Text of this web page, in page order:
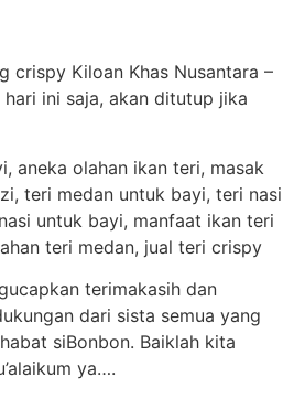
crispy Kiloan Khas Nusantara –
ini saja, akan ditutup jika
terimakasih dan
dari sista semua yang
siBonbon. Baiklah kita
ya….